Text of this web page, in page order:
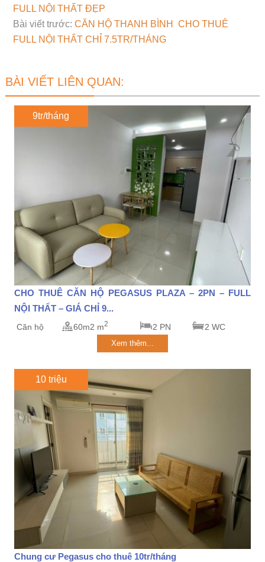
FULL NỘI THẤT ĐẸP
Bài viết trước: CĂN HỘ THANH BÌNH CHO THUÊ
FULL NỘI THẤT CHỈ 7.5TR/THÁNG
BÀI VIẾT LIÊN QUAN:
9tr/tháng
CHO THUÊ CĂN HỘ PEGASUS PLAZA – 2PN – FULL
NỘI THẤT – GIÁ CHỈ 9...
Căn hộ 60m2 m2 2 PN 2 WC
Xem thêm...
10 triệu
Chung cư Pegasus cho thuê 10tr/tháng